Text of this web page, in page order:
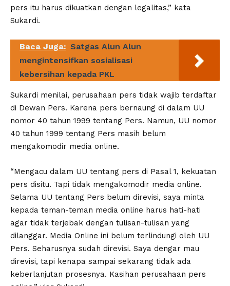
pers itu harus dikuatkan dengan legalitas,” kata
Sukardi.
Baca Juga: Satgas Alun Alun
mengintensifkan sosialisasi
kebersihan kepada PKL
Sukardi menilai, perusahaan pers tidak wajib terdaftar
di Dewan Pers. Karena pers bernaung di dalam UU
nomor 40 tahun 1999 tentang Pers. Namun, UU nomor
40 tahun 1999 tentang Pers masih belum
mengakomodir media online.
“Mengacu dalam UU tentang pers di Pasal 1, kekuatan
pers disitu. Tapi tidak mengakomodir media online.
Selama UU tentang Pers belum direvisi, saya minta
kepada teman-teman media online harus hati-hati
agar tidak terjebak dengan tulisan-tulisan yang
dilanggar. Media Online ini belum terlindungi oleh UU
Pers. Seharusnya sudah direvisi. Saya dengar mau
direvisi, tapi kenapa sampai sekarang tidak ada
keberlanjutan prosesnya. Kasihan perusahaan pers